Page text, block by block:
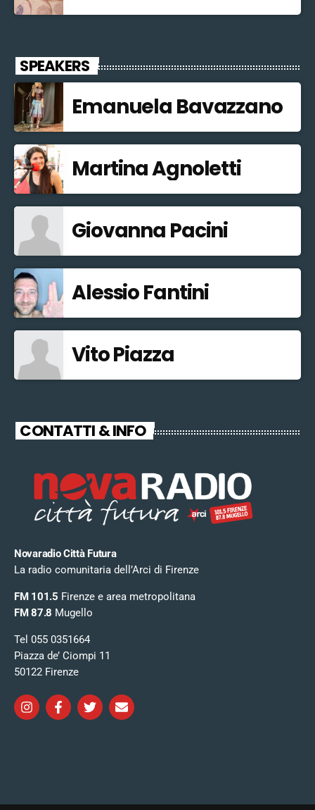
SPEAKERS
Emanuela Bavazzano
Martina Agnoletti
Giovanna Pacini
Alessio Fantini
Vito Piazza
CONTATTI & INFO
Novaradio Città Futura
La radio comunitaria dell’Arci di Firenze
FM 101.5 Firenze e area metropolitana
FM 87.8 Mugello
Tel 055 0351664
Piazza de’ Ciompi 11
50122 Firenze